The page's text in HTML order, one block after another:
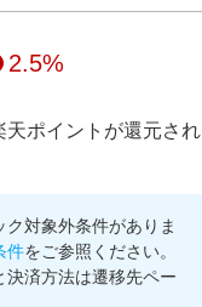
2.5%
天ポイントが還元され
対象外条件がありま
件をご参照ください。
決済方法は遷移先ペー